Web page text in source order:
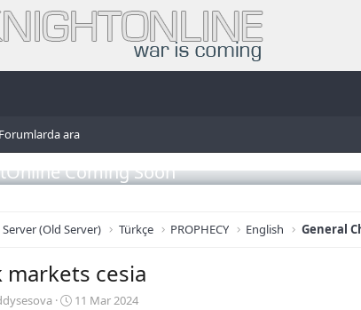
Forumlarda ara
Coming Soon
Server (Old Server) Türkçe PROPHECY English General
markets cesia
B11 Mar 2024